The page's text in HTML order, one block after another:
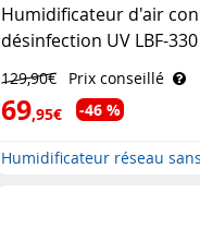
Humidificateur d'air
désinfection UV LBF-
Medicals
129,90€ Prix conseillé
69,95€ -46 %
Humidificateur réseau